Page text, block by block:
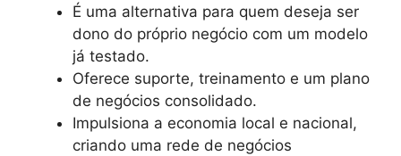
É uma alternativa para quem deseja ser
dono do próprio negócio com um modelo
já testado.
Oferece suporte, treinamento e um plano
de negócios consolidado.
Impulsiona a economia local e nacional,
criando uma rede de negócios